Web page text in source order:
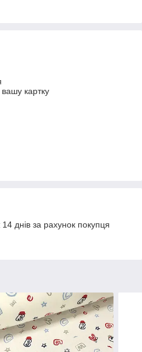
картку
днів за рахунок покупця